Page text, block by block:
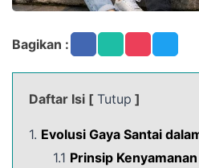
Bagikan :
Daftar Isi [ Tutup ]
1. Evolusi Gaya Santai
1.1 Prinsip